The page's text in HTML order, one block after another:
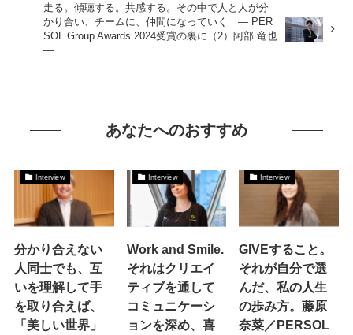
走る。傾聴する。共感する。その中で人と人が分
かり合い、チームに、仲間になっていく ― PER
SOL Group Awards 2024受賞の裏に（2）阿部 竜也
―
あなたへのおすすめ
Interview
分かり合えない
人同士でも、互
いを理解して手
を取り合えば、
「美しい世界」
Interview
Work and Smile.
それはクリエイ
ティブを通して
コミュニケーシ
ョンを深め、喜
Interview
GIVEすること。
それが自分で選
んだ、私の人生
の歩み方。藤原
奈菜／PERSOL